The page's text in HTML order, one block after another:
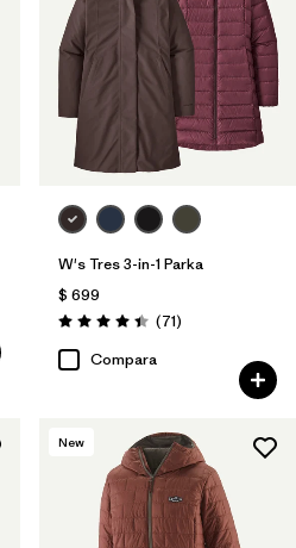
W's Tres 3-in-1 Parka
$ 699
Valoración: 4.4 / 5
(71Comentarios
)
Compara
New